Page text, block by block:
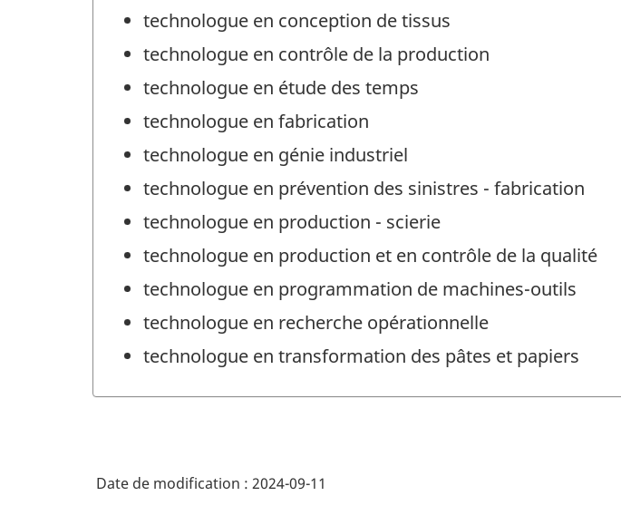
technologue en conception de tissus
technologue en contrôle de la production
technologue en étude des temps
technologue en fabrication
technologue en génie industriel
technologue en prévention des sinistres - fabrication
technologue en production - scierie
technologue en production et en contrôle de la qualité
technologue en programmation de machines-outils
technologue en recherche opérationnelle
technologue en transformation des pâtes et papiers
Date de modification : 2024-09-11